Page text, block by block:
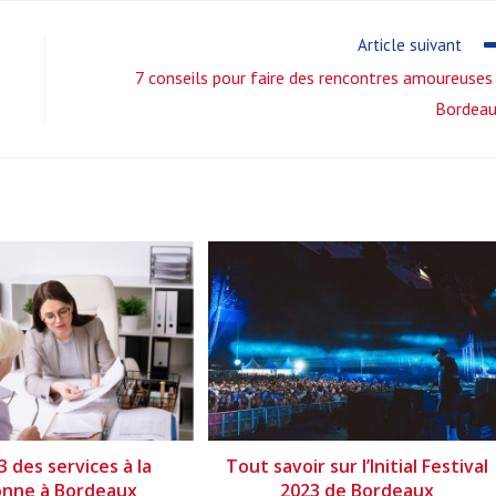
Article suivant
7 conseils pour faire des rencontres amoureuses
des services à la
à Bordeaux
Tout savoir sur l’Initial Festival
2023 de Bordeaux